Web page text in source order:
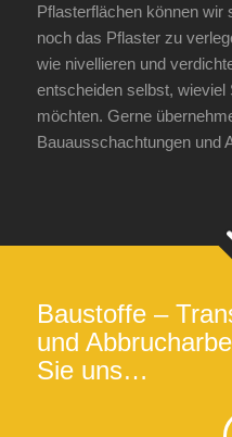
Pflasterflächen können wir
noch das Pflaster zu
wie nivellieren und
entscheiden selbst, wieviel
möchten. Gerne
Bauausschachtungen und
Baustoffe –
und
Sie uns…